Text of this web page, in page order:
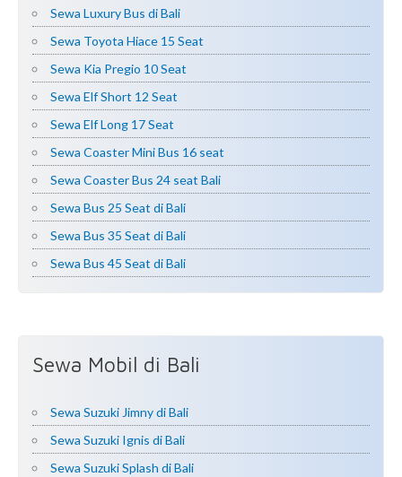
Sewa Luxury Bus di Bali
Sewa Toyota Hiace 15 Seat
Sewa Kia Pregio 10 Seat
Sewa Elf Short 12 Seat
Sewa Elf Long 17 Seat
Sewa Coaster Mini Bus 16 seat
Sewa Coaster Bus 24 seat Bali
Sewa Bus 25 Seat di Bali
Sewa Bus 35 Seat di Bali
Sewa Bus 45 Seat di Bali
Sewa Mobil di Bali
Sewa Suzuki Jimny di Bali
Sewa Suzuki Ignis di Bali
Sewa Suzuki Splash di Bali